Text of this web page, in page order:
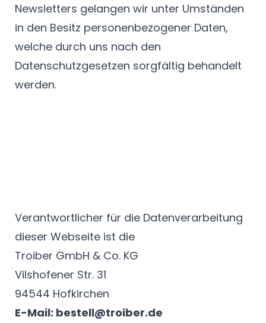
Newsletters gelangen wir unter Umständen
in den Besitz personenbezogener Daten,
welche durch uns nach den
Datenschutzgesetzen sorgfältig behandelt
werden.
Verantwortlicher für die Datenverarbeitung
dieser Webseite ist die
Troiber GmbH & Co. KG
Vilshofener Str. 31
94544 Hofkirchen
E-Mail: bestell@troiber.de